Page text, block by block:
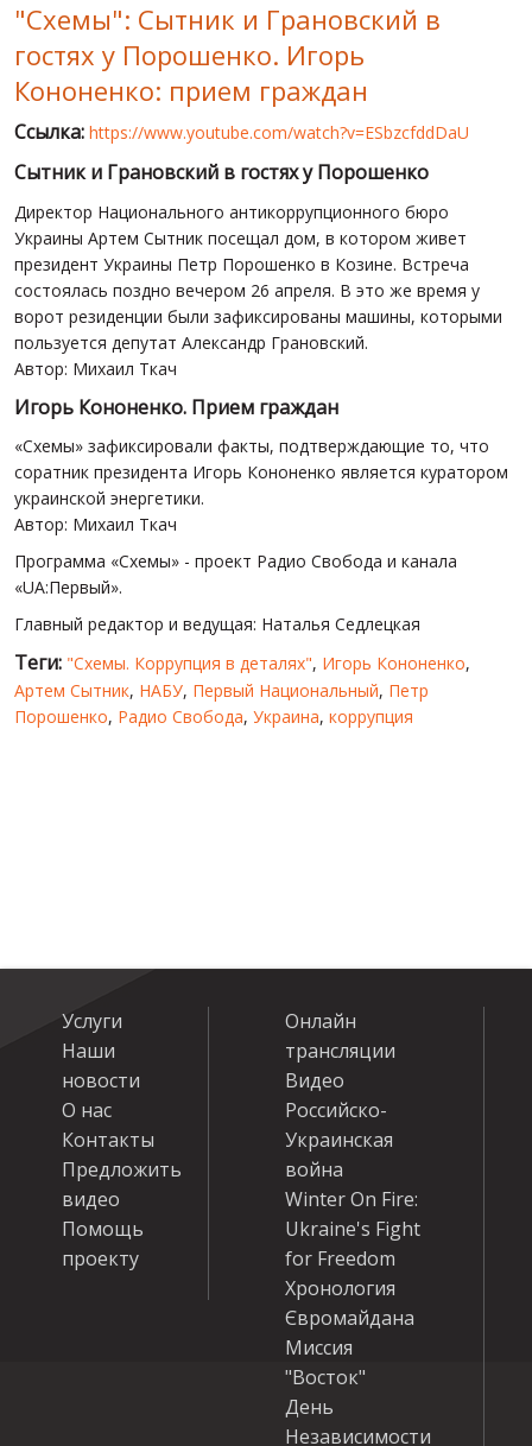
WINTER ON FIRE: UKRAINE'S FIGHT FOR FREEDOM
ХРОНОЛОГИЯ ЄВРОМАЙДАНА
"Схемы": Сытник и Грановский в
гостях у Порошенко. Игорь
Кононенко: прием граждан
Ссылка: https://www.youtube.com/watch?v=ESbzcfddDaU
Сытник и Грановский в гостях у Порошенко
Директор Национального антикоррупционного бюро
Украины Артем Сытник посещал дом, в котором живет
президент Украины Петр Порошенко в Козине. Встреча
состоялась поздно вечером 26 апреля. В это же время у
ворот резиденции были зафиксированы машины, которыми
пользуется депутат Александр Грановский.
Автор: Михаил Ткач
Игорь Кононенко. Прием граждан
«Схемы» зафиксировали факты, подтверждающие то, что
соратник президента Игорь Кононенко является куратором
украинской энергетики.
Автор: Михаил Ткач
Программа «Схемы» - проект Радио Свобода и канала
«UA:Первый».
Главный редактор и ведущая: Наталья Седлецкая
Теги: "Схемы. Коррупция в деталях", Игорь Кононенко,
Артем Сытник, НАБУ, Первый Национальный, Петр
Порошенко, Радио Свобода, Украина, коррупция
Услуги
Наши
новости
О нас
Контакты
Предложить
видео
Помощь
проекту
Онлайн
трансляции
Видео
Российско-
Украинская
война
Winter On Fire:
Ukraine's Fight
for Freedom
Хронология
Євромайдана
Миссия
"Восток"
День
Независимости